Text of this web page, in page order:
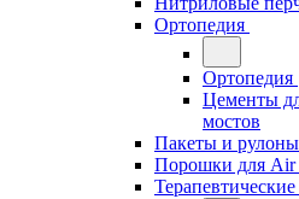
Ортопедия
Ортопедия
Цементы
мостов
Пакеты и
Порошки для Air